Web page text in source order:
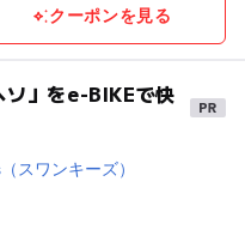
クーポンを見る
ソ」をe-BIKEで快